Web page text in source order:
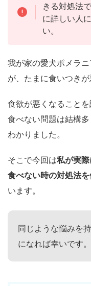
きる対処法
に詳しい人
い。
我が家の愛犬ポメラ
が、たまに食いつき
食欲が悪くなること
食べない問題は結構
わかりました。
そこで今回は私が実
食べない時の対処法
います。
同じような悩みを
になれば幸いです。